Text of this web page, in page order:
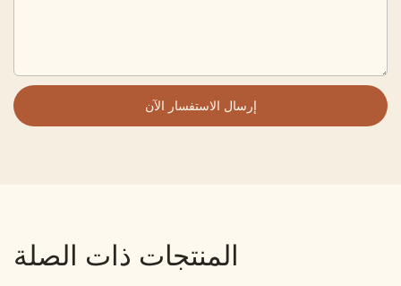
إرسال الاستفسار الآن
المنتجات ذات الصلة